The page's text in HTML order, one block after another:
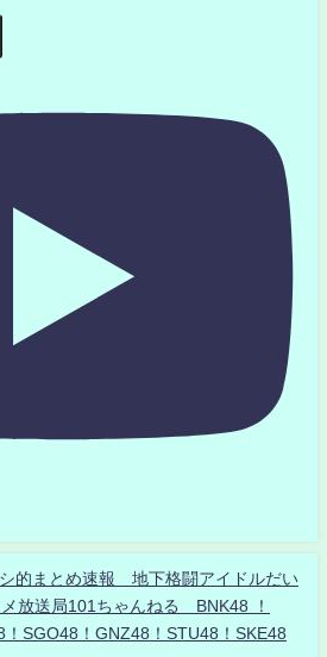
的まとめ速報 地下格闘アイドルだい
放送局101ちゃんねる BNK48 ！
SGO48！GNZ48！STU48！SKE48